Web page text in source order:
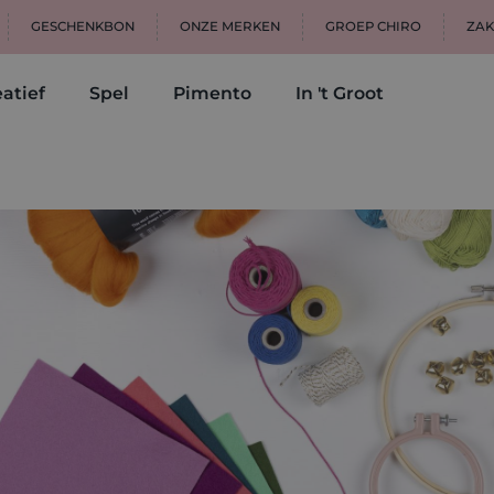
GESCHENKBON ONZE MERKEN GROEP CHIRO
Spel Pimento In 't Groot